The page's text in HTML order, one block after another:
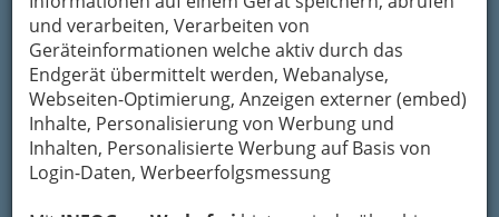
und verarbeiten, Verarbeiten von
Geräteinformationen welche aktiv durch das
Endgerät übermittelt werden, Webanalyse,
Webseiten-Optimierung, Anzeigen externer (embed)
Inhalte, Personalisierung von Werbung und
Inhalten, Personalisierte Werbung auf Basis von
Login-Daten, Werbeerfolgsmessung
bietet unbeschwertes
Freizeitvergnügen für die
ganze Familie und sollte
daher fix auf dem
Ausflugsplan stehen: Kinder
vergnügen sich auf der
längsten vierbahnigen
Rutsche der